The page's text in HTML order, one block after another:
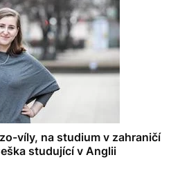
víly, na studium v zahraničí
studující v Anglii